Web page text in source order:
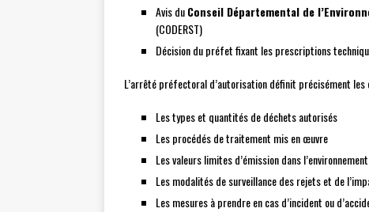
Avis duConseil Départemental de
(CODERST)
Décision du préfet fixant les prescriptions
L’arrêté préfectoral d’autorisation définit précisément
Les types et quantités de déchets autorisés
Les procédés de traitement mis en œuvre
Les valeurs limites d’émission dans l’environnement
Les modalités de surveillance des rejets et de
Les mesures à prendre en cas d’incident ou